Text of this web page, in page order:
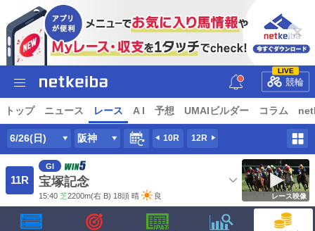
LIVE
競輪
トップ ニュース レース A I 予想 UMAIビルダー コラム
6/26(日) 阪神 10R 12R
11R
GI
宝塚記念
15:40 芝2200m(右 B) 18頭 晴 良 レース映像